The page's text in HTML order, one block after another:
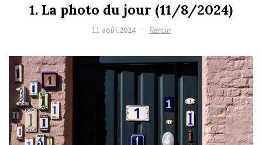
1. La photo du jour (11/8/2024)
11 août 2024 · Renan